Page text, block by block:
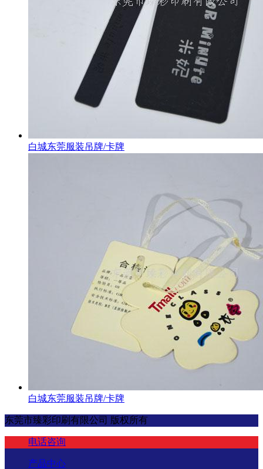
白城东莞服装吊牌/卡牌
白城东莞服装吊牌/卡牌
东莞市臻彩印刷有限公司 版权所有
电话咨询
产品中心